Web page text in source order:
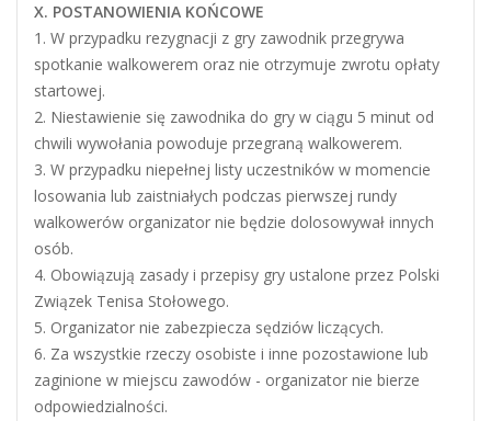
X. POSTANOWIENIA KOŃCOWE
1. W przypadku rezygnacji z gry zawodnik przegrywa
spotkanie walkowerem oraz nie otrzymuje zwrotu opłaty
startowej.
2. Niestawienie się zawodnika do gry w ciągu 5 minut od
chwili wywołania powoduje przegraną walkowerem.
3. W przypadku niepełnej listy uczestników w momencie
losowania lub zaistniałych podczas pierwszej rundy
walkowerów organizator nie będzie dolosowywał innych
osób.
4. Obowiązują zasady i przepisy gry ustalone przez Polski
Związek Tenisa Stołowego.
5. Organizator nie zabezpiecza sędziów liczących.
6. Za wszystkie rzeczy osobiste i inne pozostawione lub
zaginione w miejscu zawodów - organizator nie bierze
odpowiedzialności.